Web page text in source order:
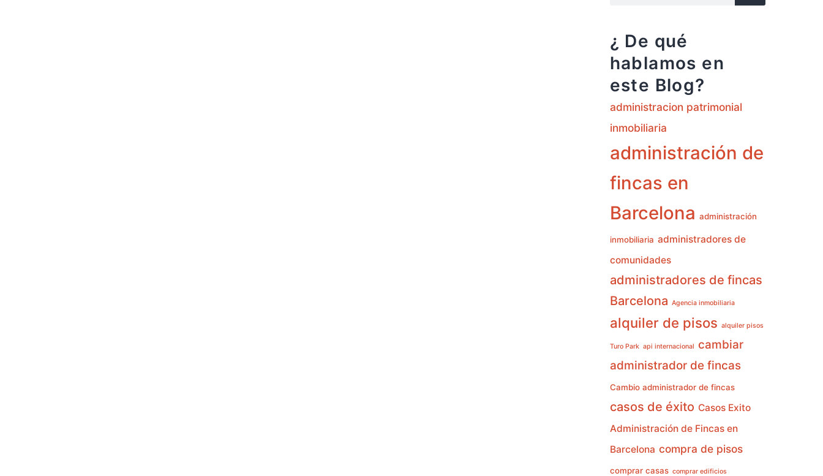
¿ De qué
hablamos en
este Blog?
administracion patrimonial
inmobiliaria
administración de
fincas en
Barcelona administración
inmobiliaria administradores de
comunidades
administradores de fincas
Barcelona Agencia inmobiliaria
alquiler de pisos alquiler pisos
Turo Park api internacional
cambiar
administrador de fincas
Cambio administrador de fincas
casos de éxito Casos Exito
Administración de Fincas en
Barcelona compra de pisos
comprar casas comprar edificios